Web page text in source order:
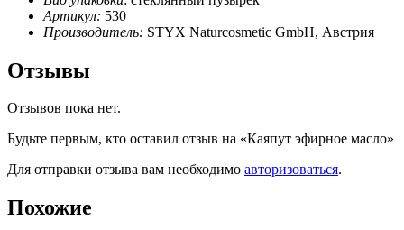
Артикул: 530
Производитель: STYX Naturcosmetic GmbH, Австрия
Отзывы
Отзывов пока нет.
Будьте первым, кто оставил отзыв на «Каяпут эфирное масло»
Для отправки отзыва вам необходимо авторизоваться.
Похожие